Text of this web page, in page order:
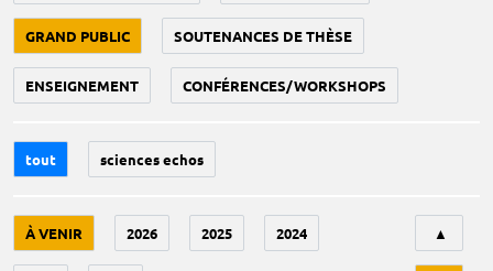
GRAND PUBLIC SOUTENANCES DE THÈSE
ENSEIGNEMENT CONFÉRENCES/WORKSHOPS
tout sciences echos
À VENIR 2026 2025 2024 ▲